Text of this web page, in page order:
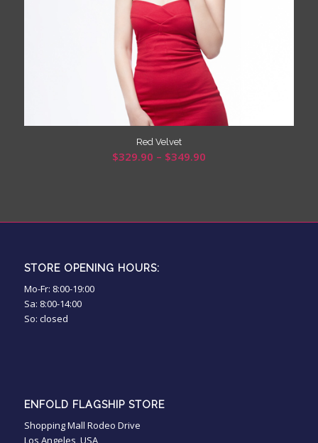
Red Velvet
$329.90 – $349.90
STORE OPENING HOURS:
Mo-Fr: 8:00-19:00
Sa: 8:00-14:00
So: closed
ENFOLD FLAGSHIP STORE
Shopping Mall Rodeo Drive